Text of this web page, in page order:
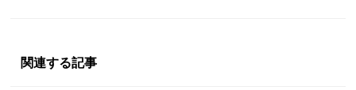
関連する記事